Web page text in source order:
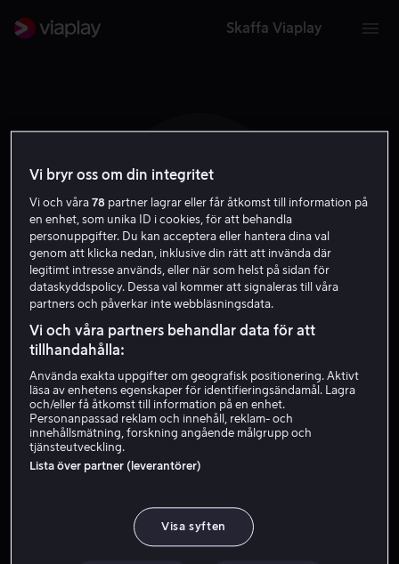
Skaffa Viaplay
T B (
Tim Bell (I)
Vi bryr oss om din integritet
Vi och våra78 partner lagrar eller får åtkomst till information på
en enhet, som unika ID i cookies, för att behandla
personuppgifter. Du kan acceptera eller hantera dina val
genom att klicka nedan, inklusive din rätt att invända där
legitimt intresse används, eller när som helst på sidan för
dataskyddspolicy. Dessa val kommer att signaleras till våra
partners och påverkar inte webbläsningsdata.
Vi och våra partners behandlar data för att
tillhandahålla:
Använda exakta uppgifter om geografisk positionering. Aktivt
läsa av enhetens egenskaper för identifieringsändamål. Lagra
och/eller få åtkomst till information på en enhet.
Personanpassad reklam och innehåll, reklam- och
innehållsmätning, forskning angående målgrupp och
tjänsteutveckling.
Lista över partner (leverantörer)
Visa syften